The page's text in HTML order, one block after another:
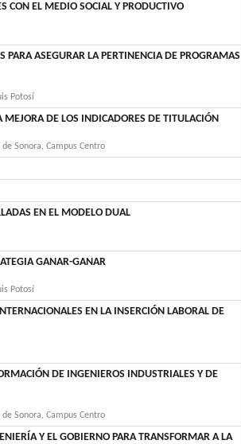
CON EL MEDIO SOCIAL Y PRODUCTIVO
PARA ASEGURAR LA PERTINENCIA DE PROGRAMAS
Potosí
DE LOS INDICADORES DE TITULACIÓN
Sonora, Campus Centro
EN EL MODELO DUAL
GANAR-GANAR
Potosí
EN LA INSERCIÓN LABORAL DE
DE INGENIEROS INDUSTRIALES Y DE
Sonora, Campus Centro
Y EL GOBIERNO PARA TRANSFORMAR A LA